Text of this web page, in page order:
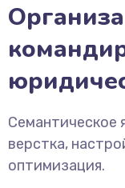
Семантическое
верстка,
оптимизация.